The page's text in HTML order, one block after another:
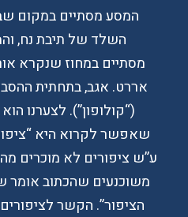
המסע מסתיים במקום
השלד של תיבת נח,
מסתיים במחוז שנקרא
אררט. אגב, בתחתית
(“קולופון”). לצערנו
שאפשר לקרוא היא
ע”ש ציפורים לא מוכרים
משוכנעים שהכתוב אומר
הציפור”. הקשר